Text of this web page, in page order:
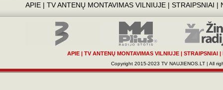
APIE| TV ANTENŲ MONTAVIMAS VILNIUJE| STRAIPSNIAI |
APIE | TV ANTENŲ MONTAVIMAS VILNIUJE | STRAIPSNIAI |
Copyright 2015-2023 TV NAUJIENOS.LT | All